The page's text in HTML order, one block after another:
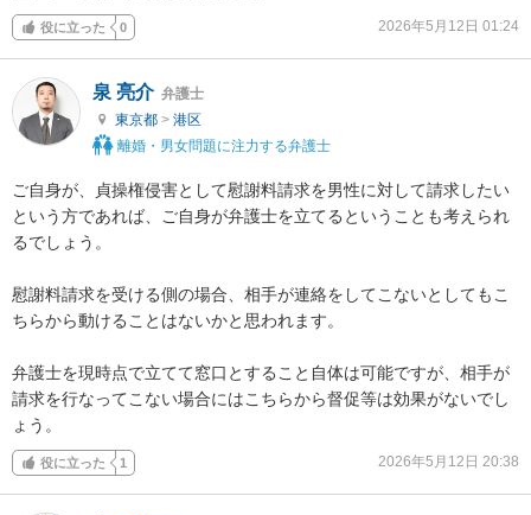
役に立った 0 2026年5月12日 01:24
泉 亮介 弁護士
東京都 > 港区
離婚・男女問題に注力する弁護士
ご自身が、貞操権侵害として慰謝料請求を男性に対して請求したい
という方であれば、ご自身が弁護士を立てるということも考えられ
るでしょう。
慰謝料請求を受ける側の場合、相手が連絡をしてこないとしてもこ
ちらから動けることはないかと思われます。
弁護士を現時点で立てて窓口とすること自体は可能ですが、相手が
請求を行なってこない場合にはこちらから督促等は効果がないでし
ょう。
役に立った 1 2026年5月12日 20:38